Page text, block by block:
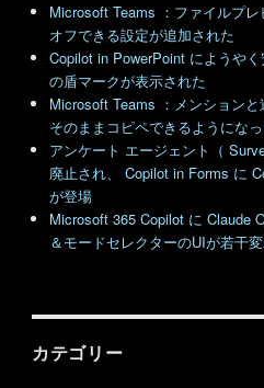
Microsoft Teams ：ファイルプレ
オフできる設定が追加された
Copilot in PowerPoint にようや
の盾マークが表示された
Microsoft Teams ：メンション
そのままコピペできるようにな
アンケート エージェント（
廃止され、 Copilot in Forms に
が登場
Microsoft 365 Copilot に Claude
＆モードセレクターのUIが若干
カテゴリー